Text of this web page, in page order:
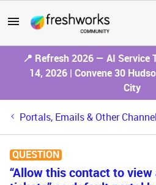
📍 Refresh 2026 — AI
14, 2026 | Convene 30
City
Portals, Emails & Other
QUESTION
“Allow this contact to view